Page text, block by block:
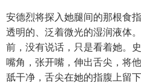
安德烈将探入她腿间的那根食
透明的、泛着微光的湿润液体
前，没有说话，只是看着她。
嘴角，张开嘴，伸出舌尖，将
舐干净，舌尖在她的指腹上留